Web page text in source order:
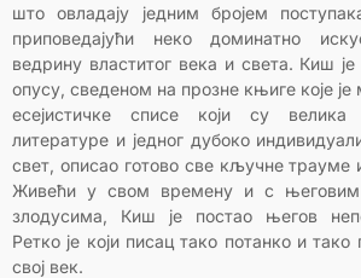
што овладају једним бројем
приповедајући неко доминатно
ведрину властитог века и света. Киш
опусу, сведеном на прозне књиге које
есејистичке списе који су
литературе и једног дубоко
свет, описао готово све кључне трауме
Живећи у свом времену и с
злодусима, Киш је постао његов
Ретко је који писац тако потанко и
свој век.